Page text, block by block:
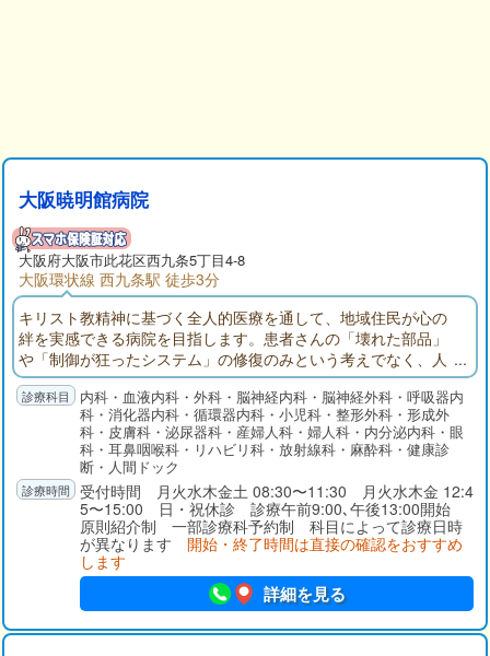
大阪暁明館病院
大阪府大阪市此花区西九条5丁目4-8
大阪環状線 西九条駅 徒歩3分
キリスト教精神に基づく全人的医療を通して、地域住民が心の
絆を実感できる病院を目指します。患者さんの「壊れた部品」
や「制御が狂ったシステム」の修復のみという考えでなく、人
として患者さんの望みに応えることが「全人的医療」であると
考えています。内科・血液内科・外科・脳神経内科・脳神経外科・呼吸器内
科・消化器内科・循環器内科・小児科・整形外科・形成外
科・皮膚科・泌尿器科・産婦人科・婦人科・内分泌内科・眼
科・耳鼻咽喉科・リハビリ科・放射線科・麻酔科・健康診
断・人間ドック
受付時間 月火水木金土 08:30〜11:30 月火水木金 12:4
5〜15:00 日・祝休診 診療午前9:00､午後13:00開始
原則紹介制 一部診療科予約制 科目によって診療日時
が異なります 開始・終了時間は直接の確認をおすすめ
します
詳細を見る